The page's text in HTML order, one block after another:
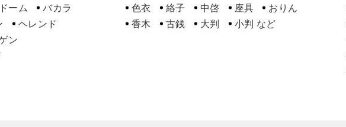
ドーム
バカラ
ヘレンド
ン
色衣
絡子 中啓 座具
おりん
香木
古銭 大判 小判